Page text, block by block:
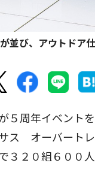
並び、アウトドア
周年イベント
ス オーバート
３２０組６００